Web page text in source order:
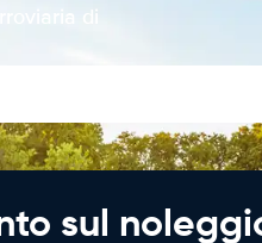
di
sul